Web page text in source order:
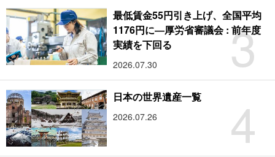
3
最低賃金55円引き上げ、全国平均
1176円に―厚労省審議会 : 前年度
実績を下回る
2026.07.30
4
日本の世界遺産一覧
2026.07.26